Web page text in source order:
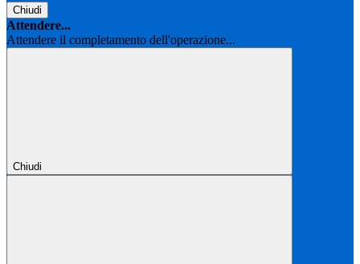
Chiudi
Attendere...
Attendere il completamento dell'operazione...
Chiudi